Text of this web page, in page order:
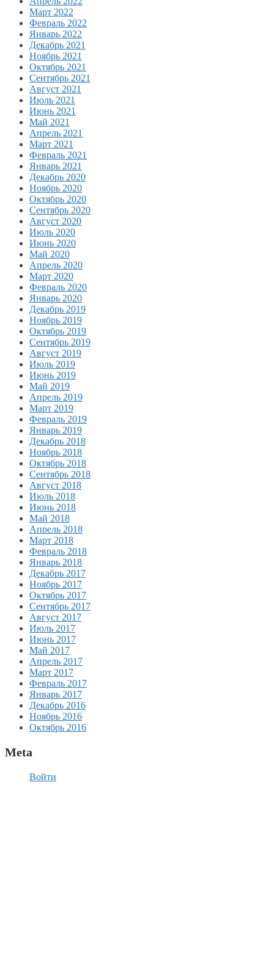
Март 2022
Февраль 2022
Январь 2022
Декабрь 2021
Ноябрь 2021
Октябрь 2021
Сентябрь 2021
Август 2021
Июль 2021
Июнь 2021
Май 2021
Апрель 2021
Март 2021
Февраль 2021
Январь 2021
Декабрь 2020
Ноябрь 2020
Октябрь 2020
Сентябрь 2020
Август 2020
Июль 2020
Июнь 2020
Май 2020
Апрель 2020
Март 2020
Февраль 2020
Январь 2020
Декабрь 2019
Ноябрь 2019
Октябрь 2019
Сентябрь 2019
Август 2019
Июль 2019
Июнь 2019
Май 2019
Апрель 2019
Март 2019
Февраль 2019
Январь 2019
Декабрь 2018
Ноябрь 2018
Октябрь 2018
Сентябрь 2018
Август 2018
Июль 2018
Июнь 2018
Май 2018
Апрель 2018
Март 2018
Февраль 2018
Январь 2018
Декабрь 2017
Ноябрь 2017
Октябрь 2017
Сентябрь 2017
Август 2017
Июль 2017
Июнь 2017
Май 2017
Апрель 2017
Март 2017
Февраль 2017
Январь 2017
Декабрь 2016
Ноябрь 2016
Октябрь 2016
Meta
Войти